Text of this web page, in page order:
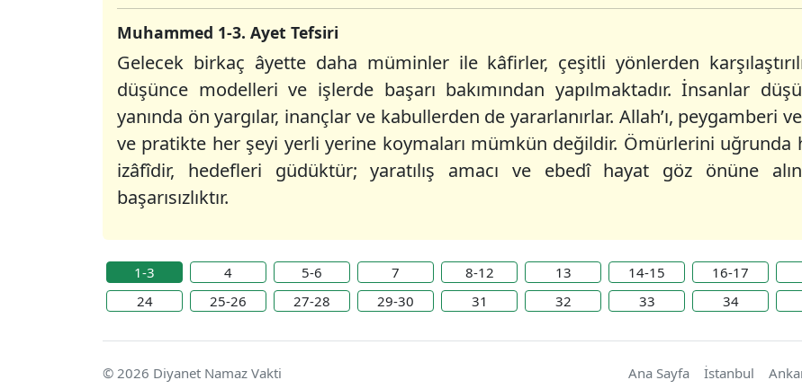
Muhammed 1-3. Ayet Tefsiri
Gelecek birkaç âyette daha müminler ile kâfirler, çeşitli yönlerden
düşünce modelleri ve işlerde başarı bakımından yapılmaktadır. İnsanlar
yanında ön yargılar, inançlar ve kabullerden de yararlanırlar. Allah’ı, peygamberi
ve pratikte her şeyi yerli yerine koymaları mümkün değildir. Ömürlerini uğrunda
izâfîdir, hedefleri güdüktür; yaratılış amacı ve ebedî hayat göz önüne
başarısızlıktır.
1-3 4 5-6 7 8-12 13 14-15 16-17
24
25-26 27-28 29-30 31 32 33 34
© 2026 Diyanet Namaz Vakti Ana Sayfa İstanbul